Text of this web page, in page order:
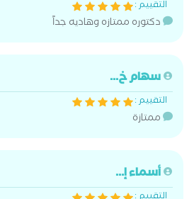
التقييم :
دكتوره ممتازه وهاديه جداً
سهام خ...
التقييم :
ممتازة
أسماء إ...